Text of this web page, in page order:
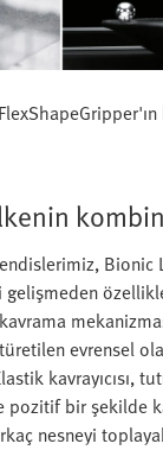
Bionic
evrensel
kavrayıcısı,
pozitif bir şekilde
nesneyi